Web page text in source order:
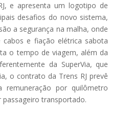
e apresenta um logotipo de
desafios do novo sistema,
a segurança na malha, onde
e fiação elétrica sabota
o tempo de viagem, além da
da SuperVia, que
o contrato da Trens RJ prevê
remuneração por quilômetro
transportado.